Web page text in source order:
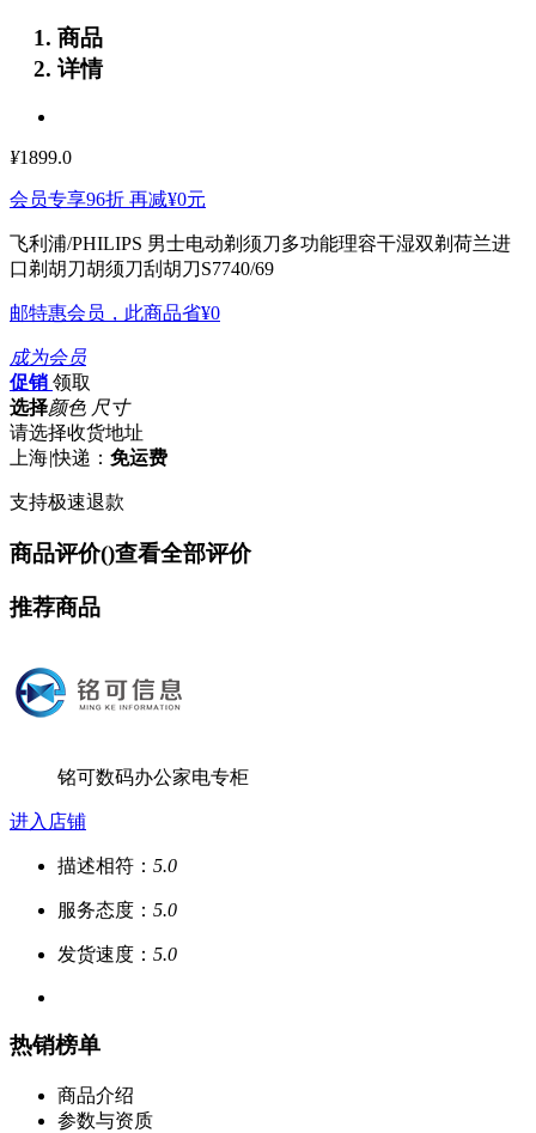
商品
详情
¥1899.0
会员专享96折 再减¥0元
飞利浦/PHILIPS 男士电动剃须刀多功能理容干湿双剃荷兰进
口剃胡刀胡须刀刮胡刀S7740/69
邮特惠会员，此商品省¥0
成为会员
促销 领取
选择颜色 尺寸
请选择收货地址
上海|快递： 免运费
支持极速退款
商品评价()查看全部评价
推荐商品
铭可数码办公家电专柜
进入店铺
描述相符： 5.0
服务态度： 5.0
发货速度： 5.0
热销榜单
商品介绍
参数与资质